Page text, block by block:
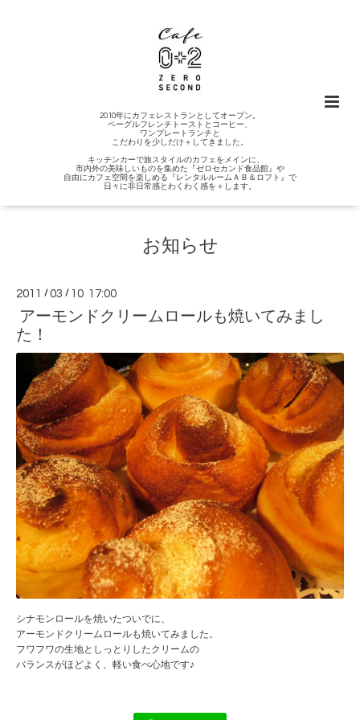
2010年にカフェレストランとしてオープン。
ベーグルフレンチトーストとコーヒー、
ワンプレートランチと
こだわりを少しだけ＋してきました。
キッチンカーで旅スタイルのカフェをメインに、
市内外の美味しいものを集めた『ゼロセカンド食品館』や
自由にカフェ空間を楽しめる『レンタルルームＡＢ＆ロフト』で
日々に非日常感とわくわく感を＋します。
お知らせ
2011 /03 / 10 17:00
アーモンドクリームロールも焼いてみまし
た！
シナモンロールを焼いたついでに、
アーモンドクリームロールも焼いてみました。
フワフワの生地としっとりしたクリームの
バランスがほどよく、軽い食べ心地です♪